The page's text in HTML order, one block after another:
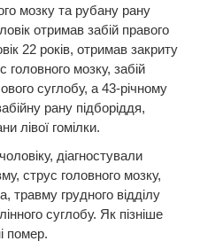
мозку та рубану рану
отримав забій правого
22 років, отримав закриту
мозку, забій
суглобу, а 43-річному
рану підборіддя,
лівої гомілки.
діагностували
струс головного мозку,
травму грудного відділу
суглобу. Як пізніше
помер.